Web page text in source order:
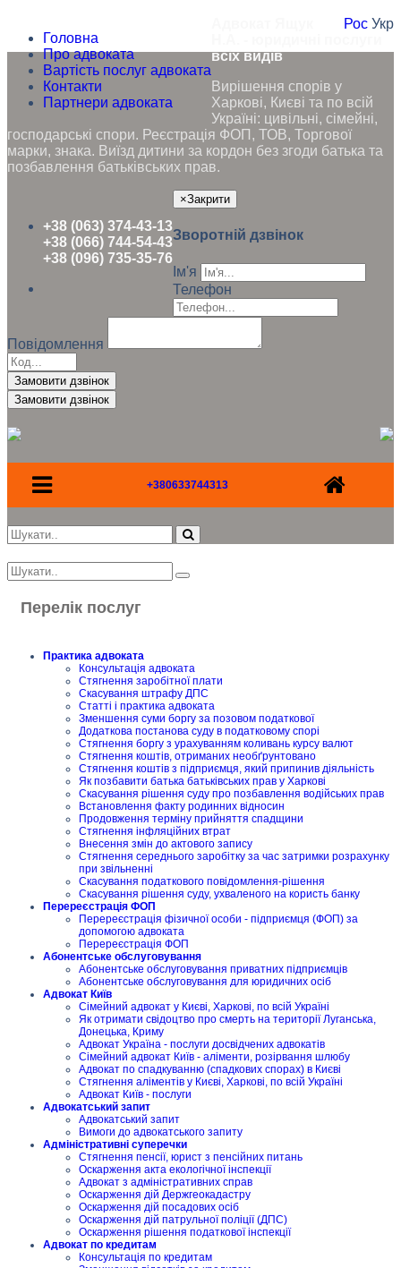
Головна
Про адвоката
Вартість послуг адвоката
Контакти
Партнери адвоката
Рос Укр
всіх видів
Вирішення спорів у
Харкові, Києві та по всій
Україні: цивільні, сімейні,
господарські спори. Реєстрація ФОП, ТОВ, Торгової
марки, знака. Виїзд дитини за кордон без згоди батька та
позбавлення батьківських прав.
+38 (063) 374-43-13
+38 (066) 744-54-43
+38 (096) 735-35-76
×Закрити
Зворотній дзвінок
Ім'я
Телефон
Повідомлення
Замовити дзвінок
+380633744313
Перелік послуг
Практика адвоката
Консультація адвоката
Стягнення заробітної плати
Скасування штрафу ДПС
Статті і практика адвоката
Зменшення суми боргу за позовом податкової
Додаткова постанова суду в податковому спорі
Стягнення боргу з урахуванням коливань курсу валют
Стягнення коштів, отриманих необґрунтовано
Стягнення коштів з підприємця, який припинив діяльність
Як позбавити батька батьківських прав у Харкові
Скасування рішення суду про позбавлення водійських прав
Встановлення факту родинних відносин
Продовження терміну прийняття спадщини
Стягнення інфляційних втрат
Внесення змін до актового запису
Стягнення середнього заробітку за час затримки розрахунку
при звільненні
Скасування податкового повідомлення-рішення
Скасування рішення суду, ухваленого на користь банку
Перереєстрація ФОП
Перереєстрація фізичної особи - підприємця (ФОП) за
допомогою адвоката
Перереєстрація ФОП
Абонентське обслуговування
Абонентське обслуговування приватних підприємців
Абонентське обслуговування для юридичних осіб
Адвокат Київ
Сімейний адвокат у Києві, Харкові, по всій Україні
Як отримати свідоцтво про смерть на території Луганська,
Донецька, Криму
Адвокат Україна - послуги досвідчених адвокатів
Сімейний адвокат Київ - аліменти, розірвання шлюбу
Адвокат по спадкуванню (спадкових спорах) в Києві
Стягнення аліментів у Києві, Харкові, по всій Україні
Адвокат Київ - послуги
Адвокатський запит
Адвокатський запит
Вимоги до адвокатського запиту
Адміністративні суперечки
Стягнення пенсії, юрист з пенсійних питань
Оскарження акта екологічної інспекції
Адвокат з адміністративних справ
Оскарження дій Держгеокадастру
Оскарження дій посадових осіб
Оскарження дій патрульної поліції (ДПС)
Оскарження рішення податкової інспекції
Адвокат по кредитам
Консультація по кредитам